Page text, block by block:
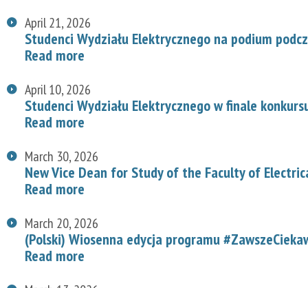
April 21, 2026
Studenci Wydziału Elektrycznego na podium
Read more
April 10, 2026
Studenci Wydziału Elektrycznego w finale
Read more
March 30, 2026
New Vice Dean for Study of the Faculty of
Read more
March 20, 2026
(Polski) Wiosenna edycja programu
Read more